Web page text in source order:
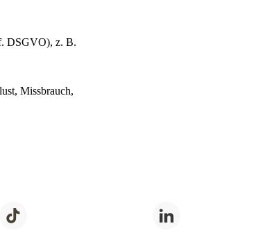
DSGVO), z. B.
Missbrauch,